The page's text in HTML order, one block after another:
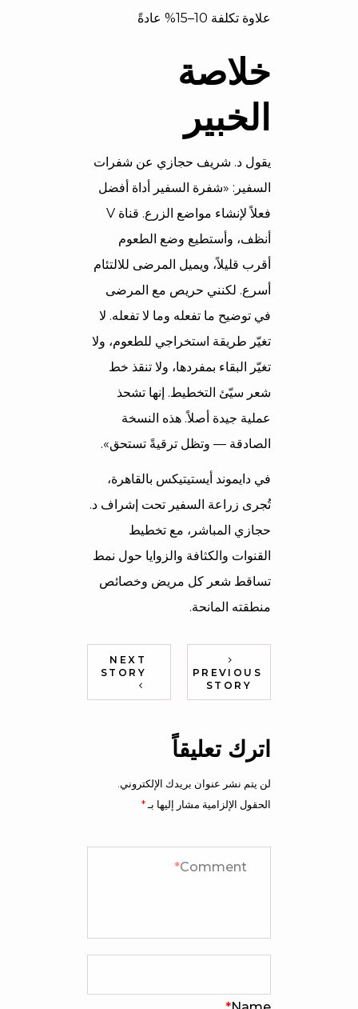
علاوة تكلفة 10–15% عادةً
خلاصة
الخبير
يقول د. شريف حجازي عن شفرات
السفير: «شفرة السفير أداة أفضل
فعلاً لإنشاء مواضع الزرع. قناة V
أنظف، وأستطيع وضع الطعوم
أقرب قليلاً، ويميل المرضى للالتئام
أسرع. لكنني حريص مع المرضى
في توضيح ما تفعله وما لا تفعله. لا
تغيّر طريقة استخراجي للطعوم، ولا
تغيّر البقاء بمفردها، ولا تنقذ خط
شعر سيّئ التخطيط. إنها تشحذ
عملية جيدة أصلاً. هذه النسخة
الصادقة — وتظل ترقيةً تستحق».
في دايموند أيستيتيكس بالقاهرة،
تُجرى زراعة السفير تحت إشراف د.
حجازي المباشر، مع تخطيط
القنوات والكثافة والزوايا حول نمط
تساقط شعر كل مريض وخصائص
منطقته المانحة.
PREVIOUS
STORY
NEXT
STORY
اترك تعليقاً
لن يتم نشر عنوان بريدك الإلكتروني.
الحقول الإلزامية مشار إليها بـ*
Comment
*